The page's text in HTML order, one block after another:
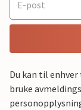
Du kan til
bruke